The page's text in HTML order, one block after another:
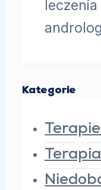
Kategorie